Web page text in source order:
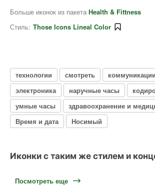
Больше иконок из пакета Health & Fittness
Стиль: Those Icons Lineal Color
технологии смотреть
коммуникации
электроника
наручные часы
умные часы
здравоохранение и
Время и дата
Носимый
Иконки с таким же стилем и
Посмотреть еще